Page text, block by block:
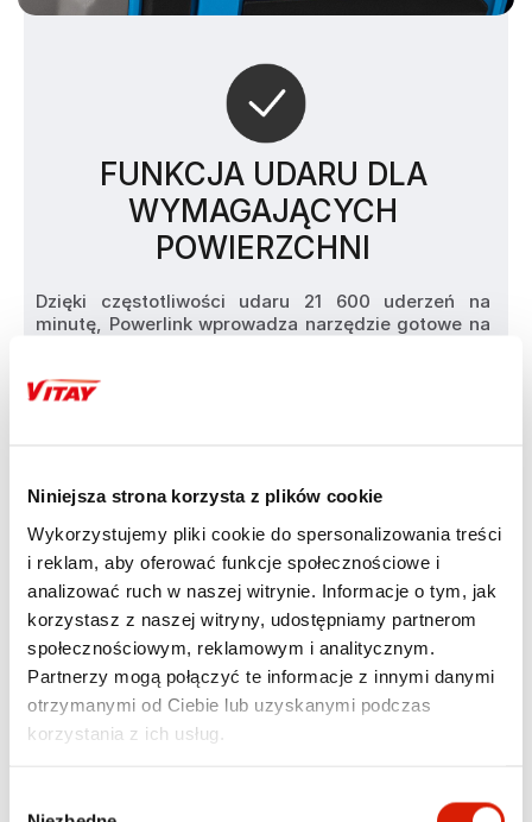
Niniejsza strona korzysta z plików cookie
Wykorzystujemy pliki cookie do spersonalizowania treści
i reklam, aby oferować funkcje społecznościowe i
analizować ruch w naszej witrynie. Informacje o tym, jak
korzystasz z naszej witryny, udostępniamy partnerom
społecznościowym, reklamowym i analitycznym.
Partnerzy mogą połączyć te informacje z innymi danymi
otrzymanymi od Ciebie lub uzyskanymi podczas
korzystania z ich usług.
FUNKCJA UDARU DLA
WYMAGAJĄCYCH
POWIERZCHNI
Dzięki częstotliwości udaru 21 600 uderzeń na
minutę, Powerlink wprowadza narzędzie gotowe na
zwiększa uniwersalność sprzętu. Wkrętarka
oczekują czegoś więcej niż standardowe
rozwiązania. W połączeniu z boczną rączką
zapewnia maksymalną kontrolę nawet przy dużym
oporze materiału.